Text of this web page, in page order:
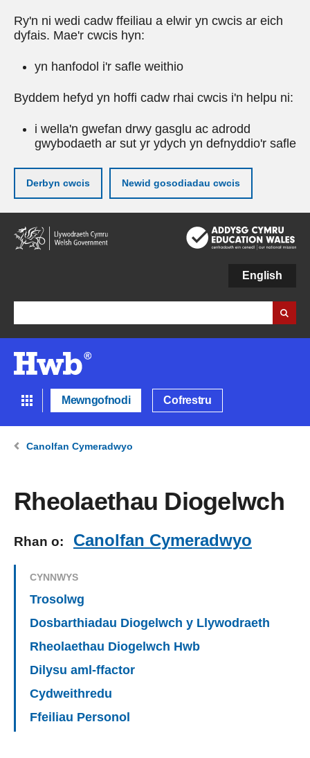
Ry'n ni wedi cadw ffeiliau a elwir yn cwcis ar eich
dyfais. Mae'r cwcis hyn:
yn hanfodol i'r safle weithio
Byddem hefyd yn hoffi cadw rhai cwcis i'n helpu ni:
i wella'n gwefan drwy gasglu ac adrodd
gwybodaeth ar sut yr ydych yn defnyddio'r safle
Derbyn cwcis Newid gosodiadau cwcis
Neidio
i'r
prif
English
Mewngofnodi Cofrestru
Canolfan Cymeradwyo
Rheolaethau Diogelwch
Rhan o: Canolfan Cymeradwyo
CYNNWYS
Trosolwg
Dosbarthiadau Diogelwch y Llywodraeth
Rheolaethau Diogelwch Hwb
Dilysu aml-ffactor
Cydweithredu
Ffeiliau Personol